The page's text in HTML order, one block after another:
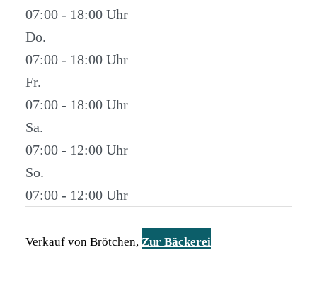
07:00 - 18:00
Do.
07:00 - 18:00
Fr.
07:00 - 18:00
Sa.
07:00 - 12:00
So.
07:00 - 12:00
Verkauf von Brötchen, Zur Bäckerei